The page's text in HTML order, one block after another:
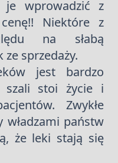
wprowadzić z
Niektóre z
na słabą
sprzedaży.
jest bardzo
szali stoi życie i
Zwykłe
władzami państw
że leki stają się